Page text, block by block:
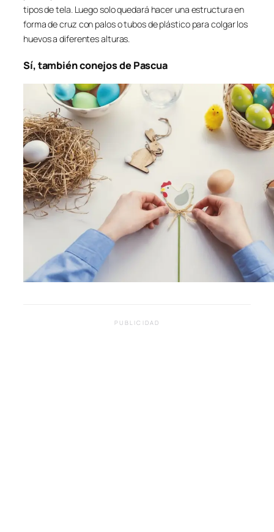
tipos de tela. Luego solo quedará hacer una estructura en
forma de cruz con palos o tubos de plástico para colgar los
huevos a diferentes alturas.
Sí, también conejos de Pascua
PUBLICIDAD